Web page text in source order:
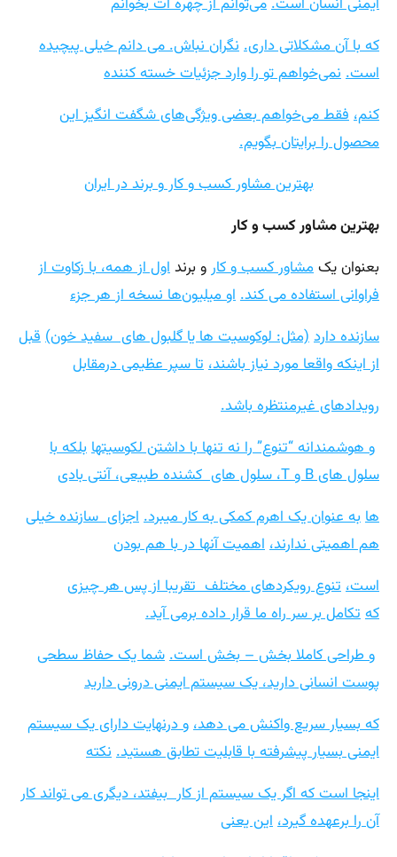
کهبا آن مشکلاتی داری.نگران نباش. می دانم خیلی پیچیده
است.نمی‌خواهم تو را وارد جزئیات خسته کننده
کنم،فقط می‌خواهم بعضی ویژگی‌های شگفت انگیز این
محصول را برایتان بگویم.
بهترین مشاور کسب و کار و برند در ایران
بهترین مشاور کسب و کار
بعنوان یکمشاور کسب و کار و برنداول از همه، با زکاوت از
فراوانی استفاده می کند.او میلیون‌ها نسخه از هر جزء
سازنده دارد(مثل: لوکوسیت ها یا گلبول هایسفید خون)قبل
ازاینکه واقعا مورد نیاز باشند،تا سپر عظیمی درمقابل
رویدادهای غیرمنتظره باشد.
و هوشمندانه “تنوع” را نه تنها با داشتن لکوسیتهابلکه با
سلول های B و T، سلول های
کشنده طبیعی، آنتی بادی
هابه عنوان یک اهرم کمکی به کار میبرد.اجزایسازنده خیلی
هم اهمیتی ندارند،اهمیت آنها در با هم بودن
است،تنوع رویکردهای مختلفتقریبا از پس هر چیزی
کهتکامل بر سر راه ما قرار داده برمی آید.
و طراحی کاملا بخش – بخش است.شما یک حفاظ سطحی
پوست انسانی دارید، یک سیستم ایمنیدرونی دارید
که بسیار سریع واکنش می دهد،و درنهایت داراییک سیستم
ایمنی بسیار پیشرفته با قابلیت تطابق هستید.نکته
اینجا است که اگر یک سیستم از کاربیفتد، دیگری می تواند کار
آن را برعهده گیرد،این یعنی